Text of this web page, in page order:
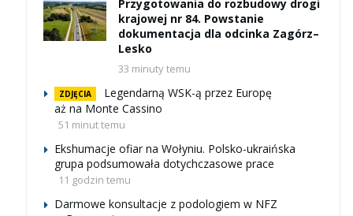
Przygotowania do rozbudowy drogi
krajowej nr 84. Powstanie
dokumentacja dla odcinka Zagórz–
Lesko
33 minuty temu
ZDJĘCIA
Legendarną WSK-ą przez Europę
aż na Monte Cassino
51 minut temu
Ekshumacje ofiar na Wołyniu. Polsko-ukraińska
grupa podsumowała dotychczasowe prace
11 godzin temu
Darmowe konsultacje z podologiem w NFZ